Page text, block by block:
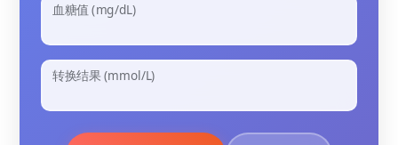
血糖值 (mg/dL)
转换结果 (mmol/L)